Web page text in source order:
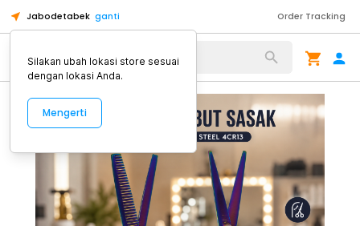
Jabodetabek ganti Order Tracking
Alat Kopi
Silakan ubah lokasi store sesuai
dengan lokasi Anda.
Mengerti